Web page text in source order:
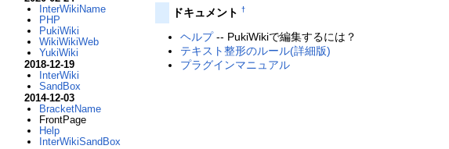
ドキュメント †
ヘルプ-- PukiWikiで編集するには？
テキスト整形のルール(詳細版)
プラグインマニュアル
InterWikiName
PHP
PukiWiki
WikiWikiWeb
YukiWiki
2018-12-19
InterWiki
SandBox
2014-12-03
BracketName
FrontPage
Help
InterWikiSandBox